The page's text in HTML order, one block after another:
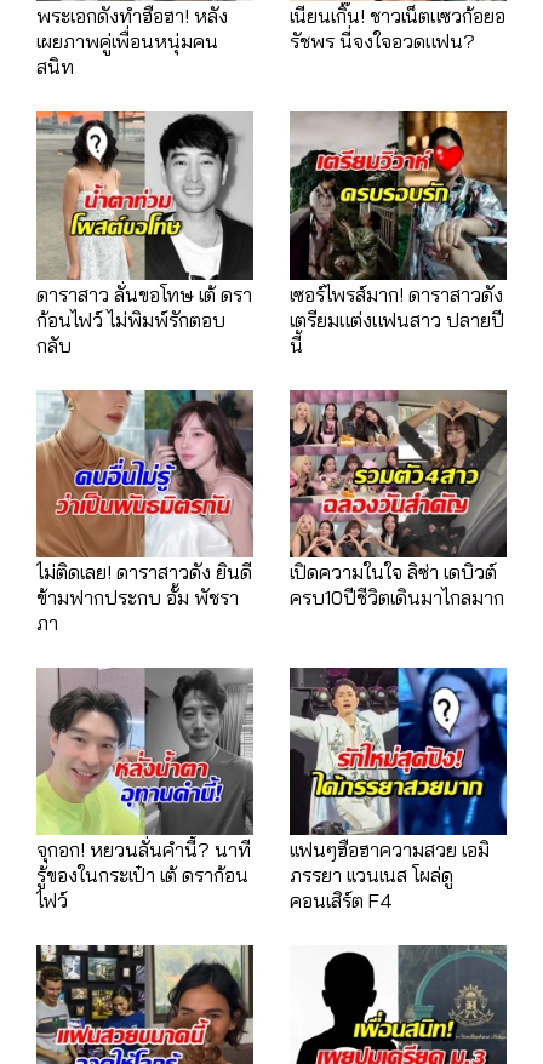
พระเอกดังทำฮือฮา! หลัง
เผยภาพคู่เพื่อนหนุ่มคน
สนิท
เนียนเกิ๊น! ชาวเน็ตแซวก้อยอ
รัชพร นี่จงใจอวดแฟน?
ดาราสาว ลั่นขอโทษ เต้ ดรา
ก้อนไฟว์ ไม่พิมพ์รักตอบ
กลับ
เซอร์ไพรส์มาก! ดาราสาวดัง
เตรียมแต่งแฟนสาว ปลายปี
นี้
ไม่ติดเลย! ดาราสาวดัง ยินดี
ข้ามฟากประกบ อั้ม พัชรา
ภา
เปิดความในใจ ลิซ่า เดบิวต์
ครบ10ปีชีวิตเดินมาไกลมาก
จุกอก! หยวนลั่นคำนี้? นาที
รู้ของในกระเป๋า เต้ ดราก้อน
ไฟว์
เเฟนๆฮือฮาความสวย เอมิ
ภรรยา เเวนเนส โผล่ดู
คอนเสิร์ต F4